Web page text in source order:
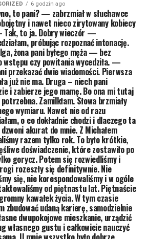
6 godzin ago
to pani? — zabrzmiał w słuchawce
i nawet nieco zirytowany kobiecy
Tak, to ja. Dobry wieczór —
próbując rozpoznać intonację.
żona pani byłego męża — bez
wstępu czy powitania wycedziła. —
przekazać dwie wiadomości. Pierwsza
już nie ma. Druga – niech pani
i zabierze jego mamę. Bo ona mi tutaj
Zamilkłam. Słowa brzmiały
wymiaru. Nawet nie od razu
o co dokładnie chodzi i dlaczego ta
akurat do mnie. Z Michałem
razem tylko rok. To było krótkie,
doświadczenie, które zostawiło po
gorycz. Potem się rozwiedliśmy i
rozeszły się definitywnie. Nie
się, nie korespondowaliśmy i w ogóle
od piętnastu lat. Piętnaście
kawałek życia. W tym czasie
zbudować udaną karierę, samodzielnie
dwupokojowe mieszkanie, urządzić
własnego gustu i całkowicie nauczyć